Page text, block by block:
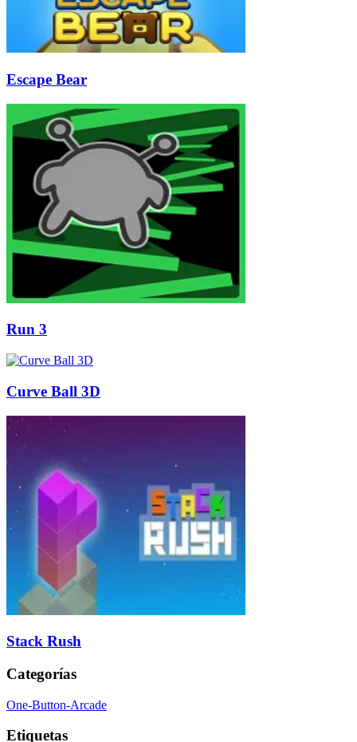
Escape Bear
Run 3
Curve Ball 3D
Stack Rush
Categorías
One-Button-Arcade
Etiquetas